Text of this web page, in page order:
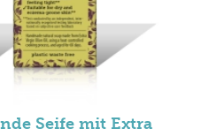
Seife mit Extra